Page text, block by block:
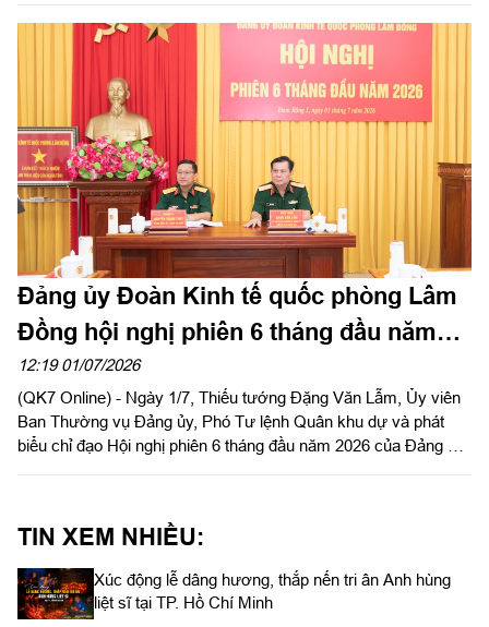
2021 - 2030”.
Đảng ủy Đoàn Kinh tế quốc phòng Lâm
Đồng hội nghị phiên 6 tháng đầu năm
2026
12:19 01/07/2026
(QK7 Online) - Ngày 1/7, Thiếu tướng Đặng Văn Lẫm, Ủy viên
Ban Thường vụ Đảng ủy, Phó Tư lệnh Quân khu dự và phát
biểu chỉ đạo Hội nghị phiên 6 tháng đầu năm 2026 của Đảng ủy
TIN XEM NHIỀU:
Xúc động lễ dâng hương, thắp nến tri ân Anh hùng
liệt sĩ tại TP. Hồ Chí Minh